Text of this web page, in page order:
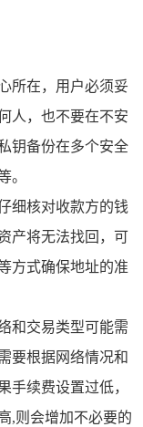
所在，用户必须妥
人，也不要在不安
钥备份在多个安全
。
细核对收款方的钱
产将无法找回，可
方式确保地址的准
和交易类型可能需
要根据网络情况和
手续费设置过低，
,则会增加不必要的